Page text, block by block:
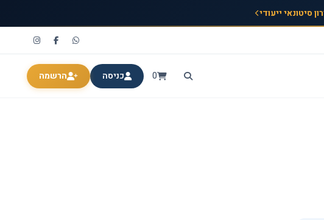
סיטונאי ייעודי
0 כניסה הרשמה